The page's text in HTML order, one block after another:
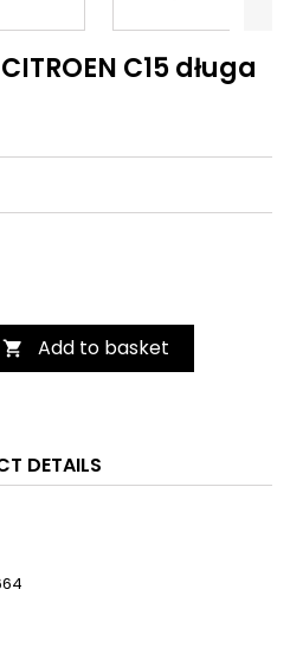
C15 długa
 Add to basket
DETAILS